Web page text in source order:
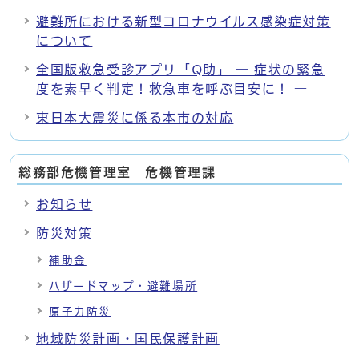
避難所における新型コロナウイルス感染症対策
について
全国版救急受診アプリ「Q助」 ― 症状の緊急
度を素早く判定！救急車を呼ぶ目安に！ ―
東日本大震災に係る本市の対応
総務部危機管理室 危機管理課
お知らせ
防災対策
補助金
ハザードマップ・避難場所
原子力防災
地域防災計画・国民保護計画